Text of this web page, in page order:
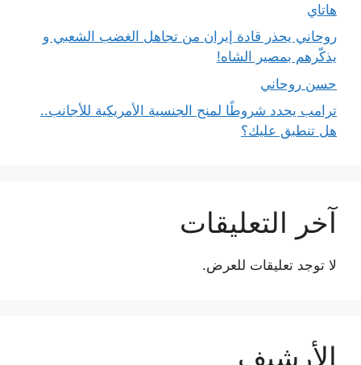
هاتاي
روحاني يحذر قادة إيران من تجاهل الغضب الشعبي و
يذكّرهم بمصير الشاه!
حسن روحاني
ترامب يحدد شروطًا لمنح الجنسية الأمريكية للأجانب..
هل تنطبق عليك؟
آخر التعليقات
لا توجد تعليقات للعرض.
الأرشيف